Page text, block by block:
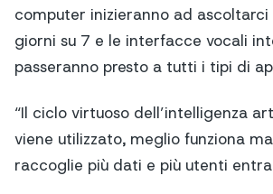
computer inizieranno ad
giorni su 7 e le interfacce vocali
passeranno presto a tutti i tipi di
“Il ciclo virtuoso dell’intelligenza
viene utilizzato, meglio funziona
raccoglie più dati e più utenti